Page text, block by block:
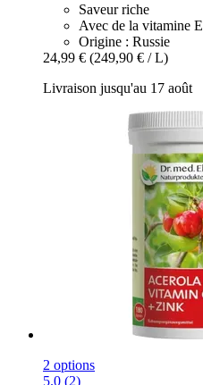
Saveur riche
Avec de la vitamine E
Origine : Russie
24,99 € (249,90 € / L)
Livraison jusqu'au 17 août
2 options
5.0 (2)